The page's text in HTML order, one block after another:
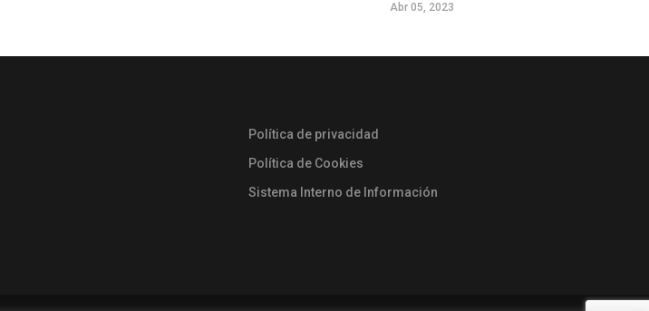
Abr 05, 2023
Política de privacidad
Política de Cookies
Sistema Interno de Información